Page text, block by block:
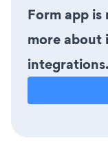
Form app
more about
integrations.